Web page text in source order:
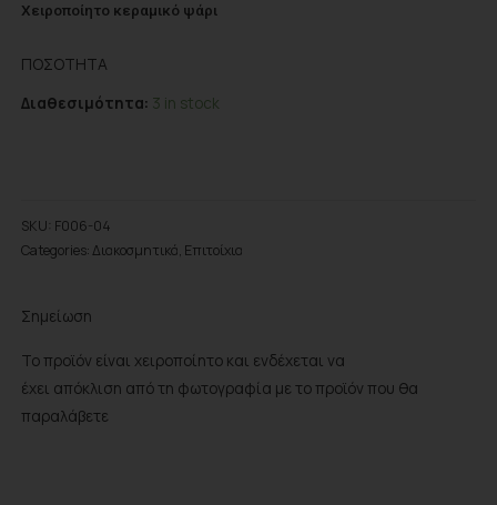
Χειροποίητο κεραμικό ψάρι
ΠΟΣΌΤΗΤΑ
Διαθεσιμότητα: 3 in stock
SKU: F006-04
Categories:Διακοσμητικά, Επιτοίχια
Σημείωση
Το προϊόν είναι χειροποίητο και ενδέχεται να
έχει απόκλιση από τη φωτογραφία με το προϊόν που θα
παραλάβετε